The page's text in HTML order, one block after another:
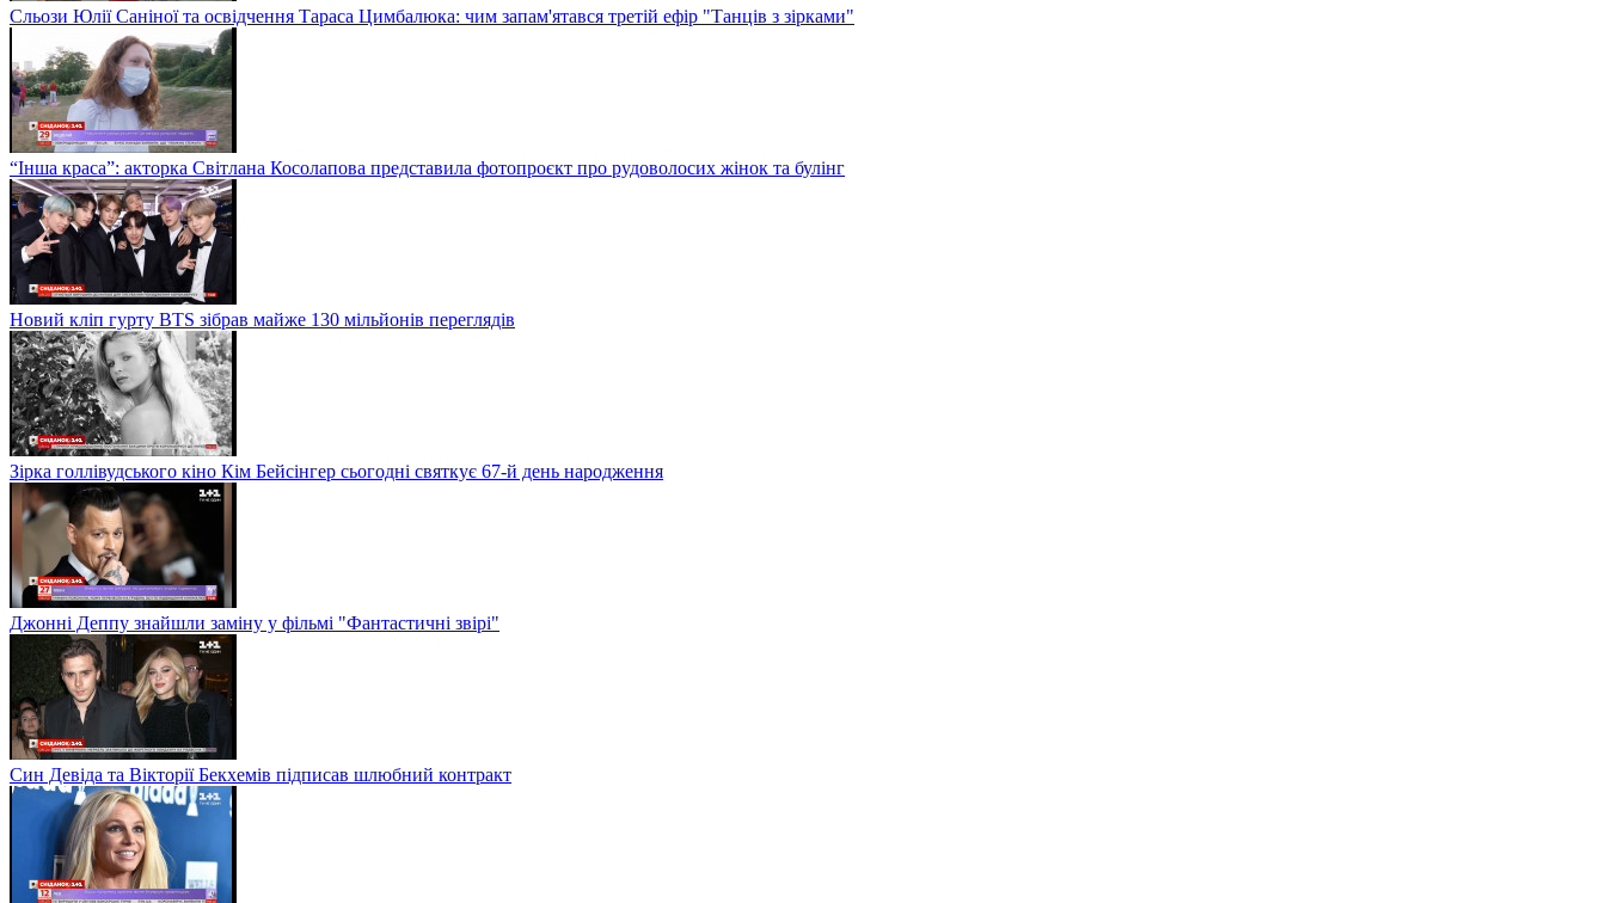
Сльози Юлії Саніної та освідчення Тараса Цимбалюка: чим запам'ятався третій ефір "Танців з зірками"
“Інша краса”: акторка Світлана Косолапова представила фотопроєкт про рудоволосих жінок та булінг
Новий кліп гурту BTS зібрав майже 130 мільйонів переглядів
Зірка голлівудського кіно Кім Бейсінгер сьогодні святкує 67-й день народження
Джонні Деппу знайшли заміну у фільмі "Фантастичні звірі"
Син Девіда та Вікторії Бекхемів підписав шлюбний контракт